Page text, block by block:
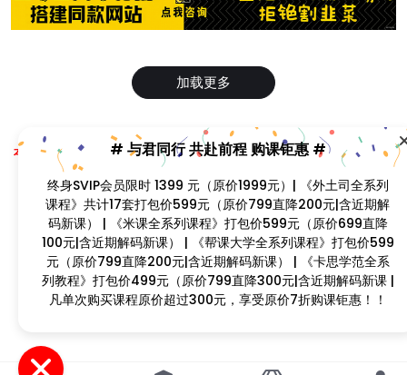
加载更多
Copyright © 2023 找课程网
- All rights reserved
本站支持课程资源互换，优质课程资源互换请联系微信在线客服：zkcw598 (备
闽ICP备2022077749号
首页
# 与君同行 共赴前程 购课钜惠 #
课程》共计17套打包价599元（原价799直降200元|含近期解
码新课） | 《米课全系列课程》打包价599元（原价699直降
100元|含近期解码新课） | 《帮课大学全系列课程》打包价
599元（原价799直降200元|含近期解码新课） | 《卡思学范
全系列教程》打包价499元（原价799直降300元|含近期解码
新课 | 凡单次购买课程原价超过300元，享受原价7折购课钜
惠！！